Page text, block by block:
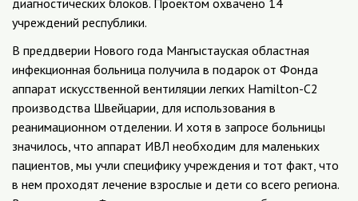
диагностических блоков. Проектом охвачено 14
учреждений республики.
В преддверии Нового года Мангыстауская областная
инфекционная больница получила в подарок от Фонда
аппарат искусственной вентиляции легких Hamilton-C2
производства Швейцарии, для использования в
реанимационном отделении. И хотя в запросе больницы
значилось, что аппарат ИВЛ необходим для маленьких
пациентов, мы учли специфику учреждения и тот факт, что
в нем проходят лечение взрослые и дети со всего региона.